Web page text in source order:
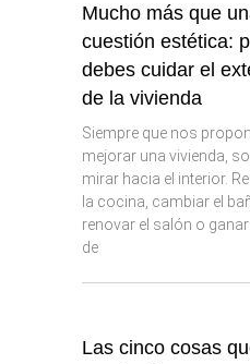
Mucho más que
cuestión estética:
debes cuidar el
de la vivienda
Siempre que nos
mejorar una vivienda,
mirar hacia el interior.
la cocina, cambiar el
renovar el salón o
de
Las cinco cosas